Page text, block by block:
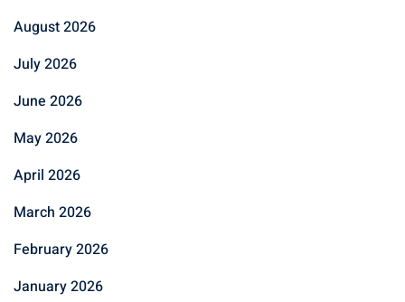
August 2026
July 2026
June 2026
May 2026
April 2026
March 2026
February 2026
January 2026